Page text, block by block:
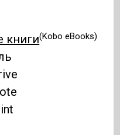
книги(Kobo eBooks)